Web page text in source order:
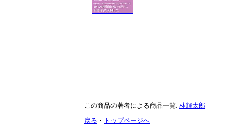
この商品の著者による商品一覧: 林輝太郎
戻る ・ トップページへ